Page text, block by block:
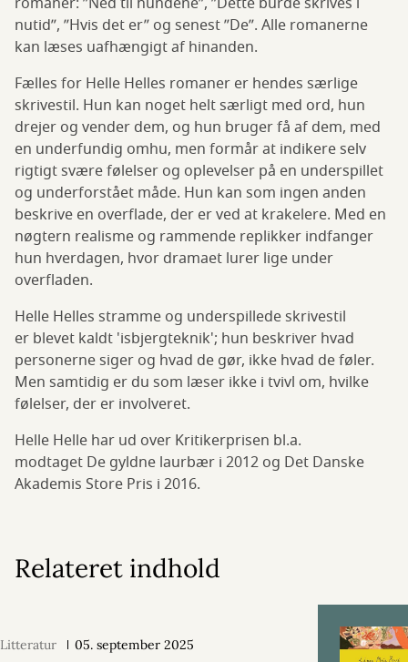
nutid”, ”Hvis det er” og senest ”De”. Alle romanerne
kan læses uafhængigt af hinanden.
Fælles for Helle Helles romaner er hendes særlige
skrivestil. Hun kan noget helt særligt med ord, hun
drejer og vender dem, og hun bruger få af dem, med
en underfundig omhu, men formår at indikere selv
rigtigt svære følelser og oplevelser på en underspillet
og underforstået måde. Hun kan som ingen anden
beskrive en overflade, der er ved at krakelere. Med en
nøgtern realisme og rammende replikker indfanger
hun hverdagen, hvor dramaet lurer lige under
overfladen.
Helle Helles stramme og underspillede skrivestil
er blevet kaldt 'isbjergteknik'; hun beskriver hvad
personerne siger og hvad de gør, ikke hvad de føler.
Men samtidig er du som læser ikke i tvivl om, hvilke
følelser, der er involveret.
Helle Helle har ud over Kritikerprisen bl.a.
modtaget De gyldne laurbær i 2012 og Det Danske
Akademis Store Pris i 2016.
Relateret indhold
Litteratur 05. september 2025